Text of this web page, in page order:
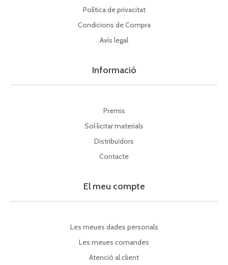
Política de privacitat
Condicions de Compra
Avís legal
Informació
Premis
Sol·licitar materials
Distribuïdors
Contacte
El meu compte
Les meues dades personals
Les meues comandes
Atenció al client